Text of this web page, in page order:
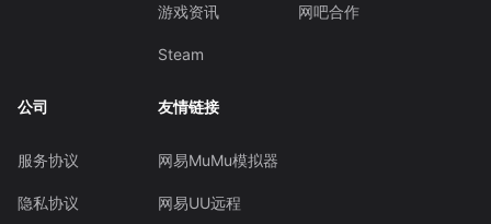
游戏资讯
Steam
网吧合作
公司
服务协议
隐私协议
友情链接
网易MuMu模拟器
网易UU远程